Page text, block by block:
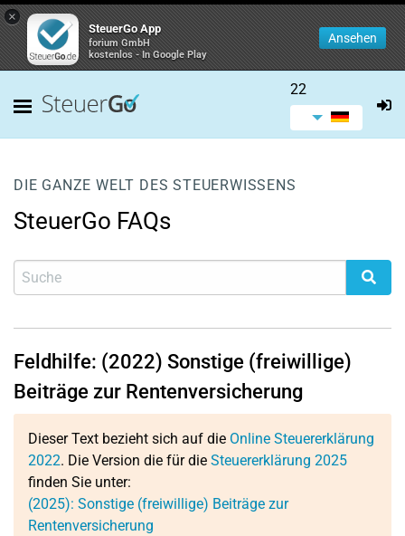
×
SteuerGo App
forium GmbH
kostenlos - In Google Play
Ansehen
22
DIE GANZE WELT DES STEUERWISSENS
SteuerGo FAQs
Feldhilfe: (2022) Sonstige (freiwillige)
Beiträge zur Rentenversicherung
Dieser Text bezieht sich auf die Online Steuererklärung
2022. Die Version die für die Steuererklärung 2025
finden Sie unter:
(2025): Sonstige (freiwillige) Beiträge zur
Rentenversicherung